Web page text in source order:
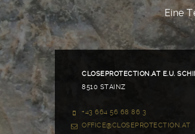
Eine
CLOSEPROTECTION.AT E.U.
8510 STAINZ
+43 664 56 68 86 3
OFFICE@CLOSEPROTECTION.AT